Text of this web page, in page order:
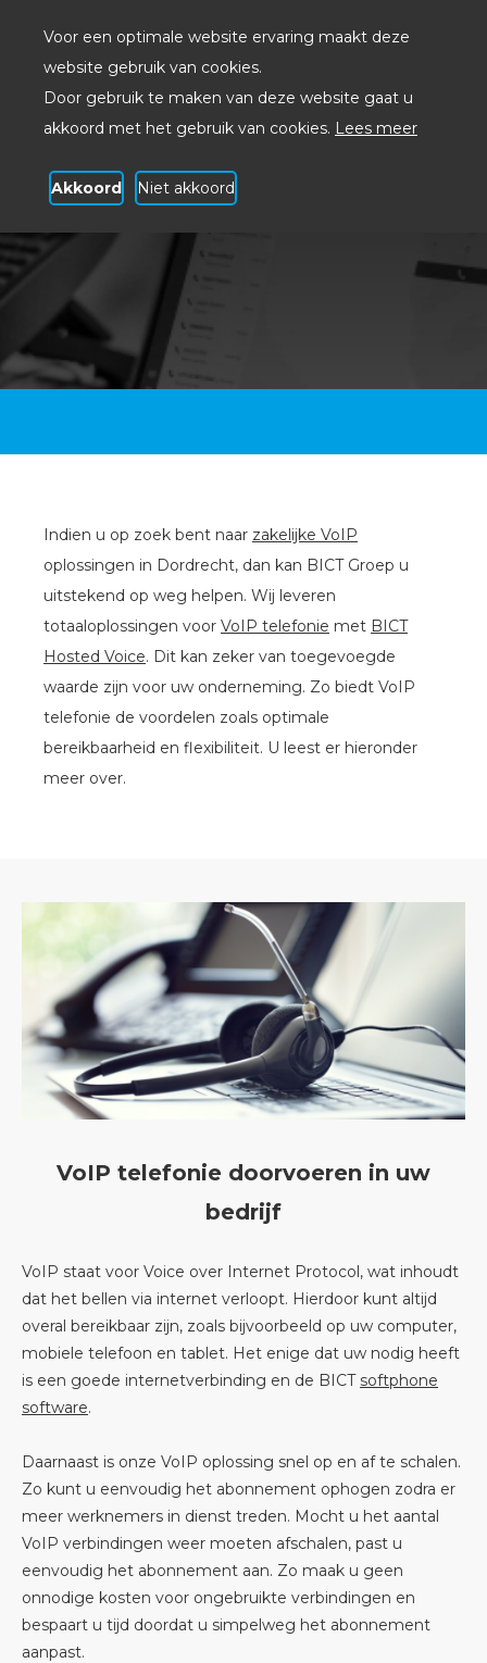
Voor een optimale website ervaring maakt deze
website gebruik van cookies.
Door gebruik te maken van deze website gaat u
akkoord met het gebruik van cookies. Lees meer
Akkoord Niet akkoord
VoIP Dordrecht
Indien u op zoek bent naar zakelijke VoIP
oplossingen in Dordrecht, dan kan BICT Groep u
uitstekend op weg helpen. Wij leveren
totaaloplossingen voor VoIP telefonie met BICT
Hosted Voice. Dit kan zeker van toegevoegde
waarde zijn voor uw onderneming. Zo biedt VoIP
telefonie de voordelen zoals optimale
bereikbaarheid en flexibiliteit. U leest er hieronder
meer over.
VoIP telefonie doorvoeren in uw
bedrijf
VoIP staat voor Voice over Internet Protocol, wat inhoudt
dat het bellen via internet verloopt. Hierdoor kunt altijd
overal bereikbaar zijn, zoals bijvoorbeeld op uw computer,
mobiele telefoon en tablet. Het enige dat uw nodig heeft
is een goede internetverbinding en de BICT softphone
software.
Daarnaast is onze VoIP oplossing snel op en af te schalen.
Zo kunt u eenvoudig het abonnement ophogen zodra er
meer werknemers in dienst treden. Mocht u het aantal
VoIP verbindingen weer moeten afschalen, past u
eenvoudig het abonnement aan. Zo maak u geen
onnodige kosten voor ongebruikte verbindingen en
bespaart u tijd doordat u simpelweg het abonnement
aanpast.